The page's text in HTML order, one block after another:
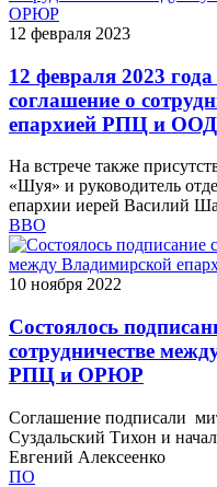
12 февраля 2023
12 февраля 2023
соглашение о
епархией РПЦ и
На встрече также
«Шуя» и руководитель
епархии иерей Василий
ВВО
10 ноября 2022
Состоялось
сотрудничестве
РПЦ и ОРЮР
Соглашение подписали
Суздальский Тихон и
Евгений Алексеенко
ПО